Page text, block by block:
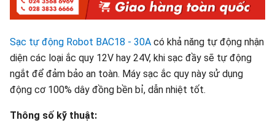
Sạc tự động Robot BAC18 - 30A có khả năng tự động nhận
diện các loại ắc quy 12V hay 24V, khi sạc đầy sẽ tự động
ngắt để đảm bảo an toàn. Máy sạc ắc quy này sử dụng
động cơ 100% dây đồng bền bỉ, dẫn nhiệt tốt.
Thông số kỹ thuật: